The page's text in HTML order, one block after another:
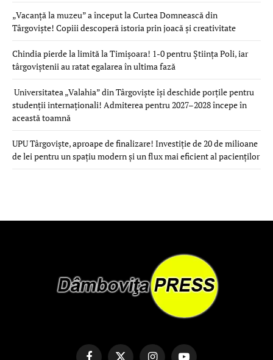
„Vacanță la muzeu” a început la Curtea Domnească din
Târgoviște! Copiii descoperă istoria prin joacă și creativitate
Chindia pierde la limită la Timișoara! 1-0 pentru Știința Poli, iar
târgoviștenii au ratat egalarea în ultima fază
Universitatea „Valahia” din Târgoviște își deschide porțile pentru
studenții internaționali! Admiterea pentru 2027–2028 începe în
această toamnă
UPU Târgoviște, aproape de finalizare! Investiție de 20 de milioane
de lei pentru un spațiu modern și un flux mai eficient al pacienților